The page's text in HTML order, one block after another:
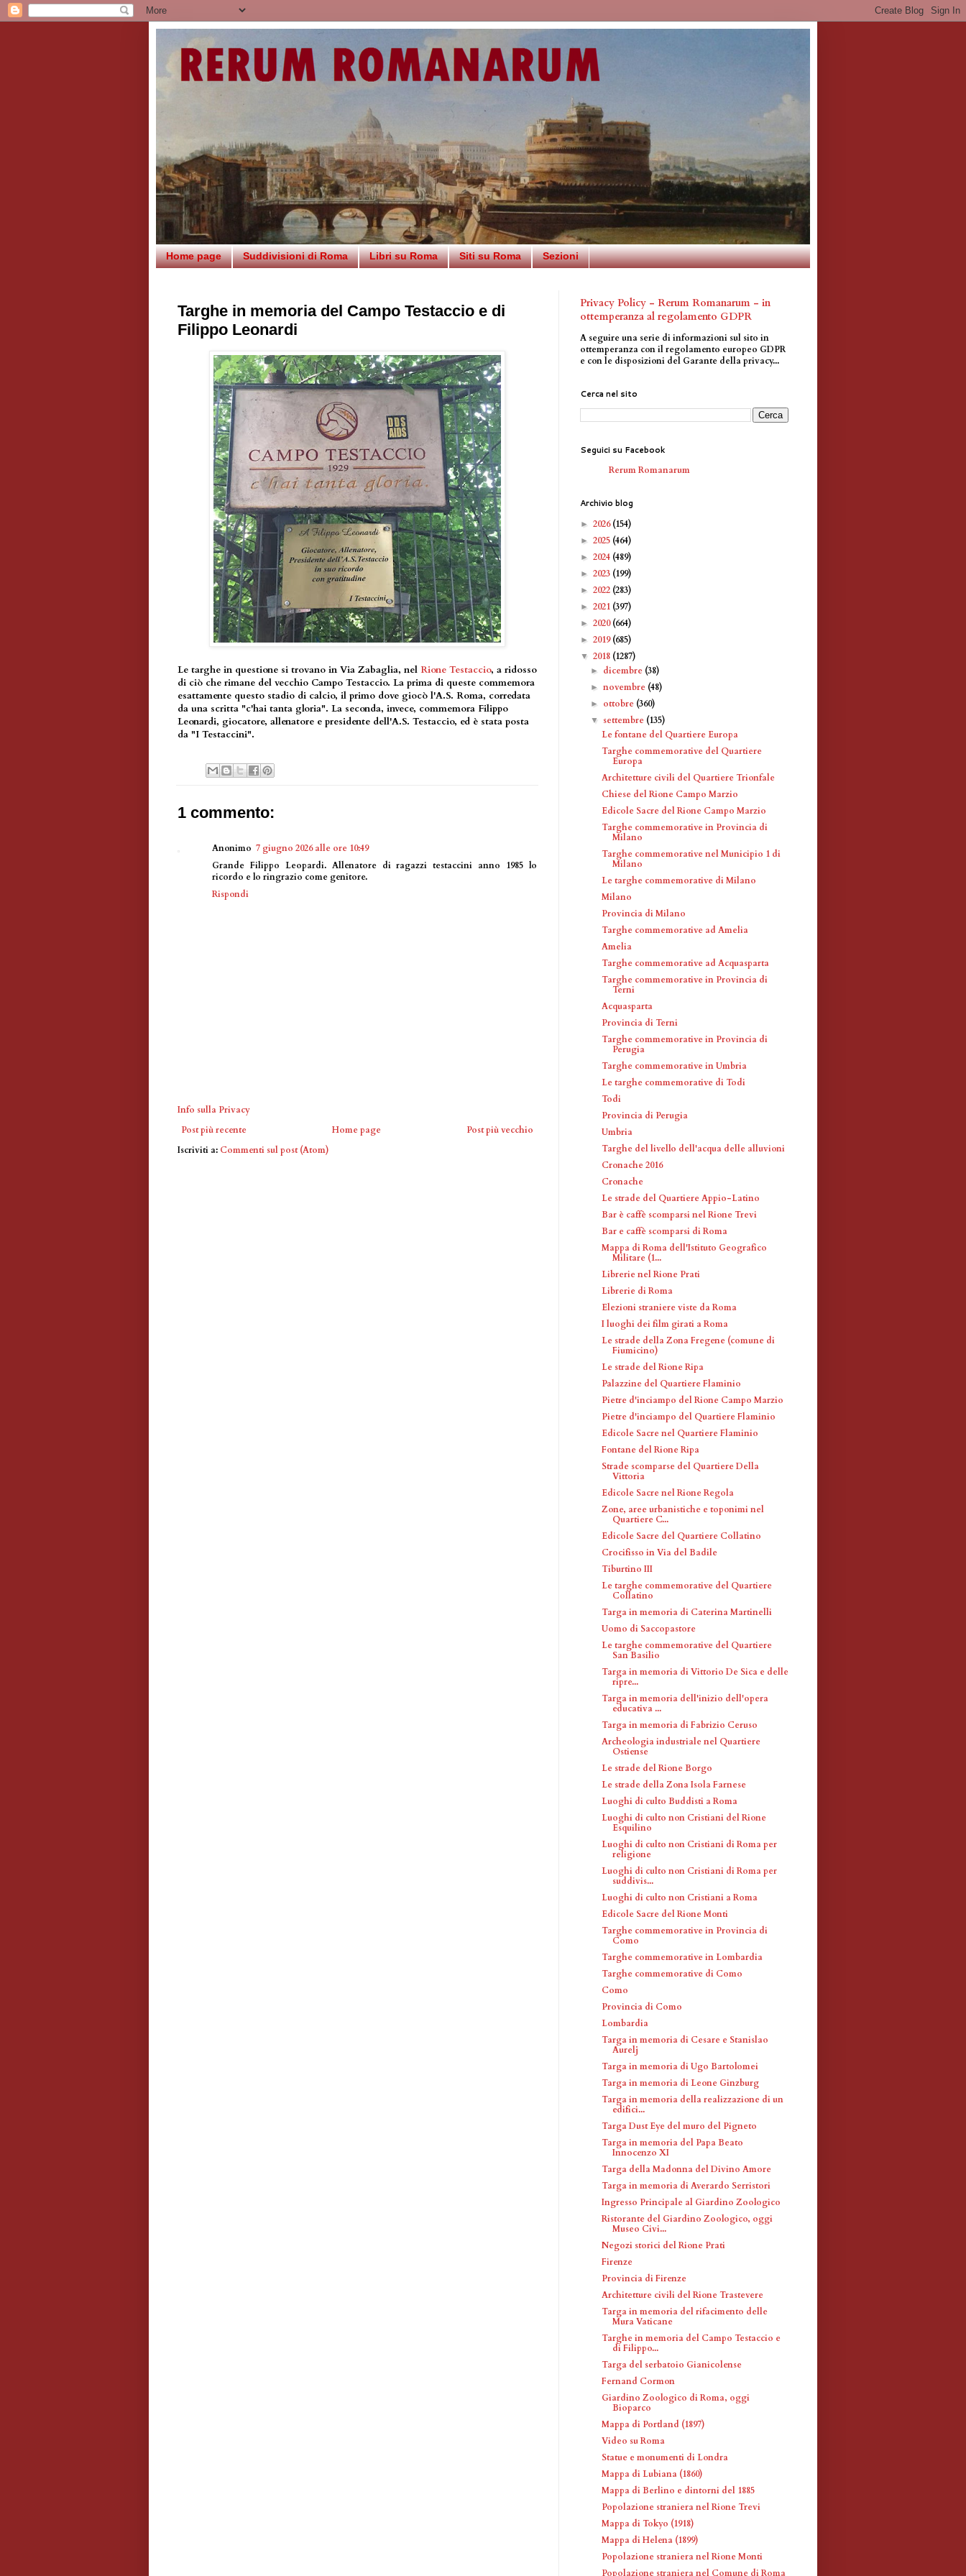
Home page Suddivisioni di Roma Libri su Roma Siti su Roma Sezioni
Targhe in memoria del Campo Testaccio e di
Filippo Leonardi
Le targhe in questione si trovano in Via Zabaglia, nel Rione Testaccio, a ridosso
di ciò che rimane del vecchio Campo Testaccio. La prima di queste commemora
esattamente questo stadio di calcio, il primo dove giocò l'A.S. Roma, corredata
da una scritta "c'hai tanta gloria". La seconda, invece, commemora Filippo
Leonardi, giocatore, allenatore e presidente dell'A.S. Testaccio, ed è stata posta
da "I Testaccini".
1 commento:
Anonimo 7 giugno 2026 alle ore 10:49
Grande Filippo Leopardi. Allenatore di ragazzi testaccini anno 1985 lo
ricordo e lo ringrazio come genitore.
Rispondi
Info sulla Privacy
Post più recente
Post più vecchio
Home page
Iscriviti a: Commenti sul post (Atom)
Privacy Policy - Rerum Romanarum - in
ottemperanza al regolamento GDPR
A seguire una serie di informazioni sul sito in
ottemperanza con il regolamento europeo GDPR
e con le disposizioni del Garante della privacy...
Cerca nel sito
Seguici su Facebook
Rerum Romanarum
Archivio blog
► 2026(154)
► 2025 (464)
► 2024 (489)
► 2023 (199)
► 2022 (283)
► 2021 (397)
► 2020(664)
► 2019(685)
▼ 2018 (1287)
► dicembre (38)
►novembre (48)
► ottobre (360)
▼ settembre (135)
Le fontane del Quartiere Europa
Targhe commemorative del Quartiere
Europa
Architetture civili del Quartiere Trionfale
Chiese del Rione Campo Marzio
Edicole Sacre del Rione Campo Marzio
Targhe commemorative in Provincia di
Milano
Targhe commemorative nel Municipio 1 di
Milano
Le targhe commemorative di Milano
Milano
Provincia di Milano
Targhe commemorative ad Amelia
Amelia
Targhe commemorative ad Acquasparta
Targhe commemorative in Provincia di
Terni
Acquasparta
Provincia di Terni
Targhe commemorative in Provincia di
Perugia
Targhe commemorative in Umbria
Le targhe commemorative di Todi
Todi
Provincia di Perugia
Umbria
Targhe del livello dell'acqua delle alluvioni
Cronache 2016
Cronache
Le strade del Quartiere Appio-Latino
Bar è caffè scomparsi nel Rione Trevi
Bar e caffè scomparsi di Roma
Mappa di Roma dell'Istituto Geografico
Militare (1...
Librerie nel Rione Prati
Librerie di Roma
Elezioni straniere viste da Roma
I luoghi dei film girati a Roma
Le strade della Zona Fregene (comune di
Fiumicino)
Le strade del Rione Ripa
Palazzine del Quartiere Flaminio
Pietre d'inciampo del Rione Campo Marzio
Pietre d'inciampo del Quartiere Flaminio
Edicole Sacre nel Quartiere Flaminio
Fontane del Rione Ripa
Strade scomparse del Quartiere Della
Vittoria
Edicole Sacre nel Rione Regola
Zone, aree urbanistiche e toponimi nel
Quartiere C...
Edicole Sacre del Quartiere Collatino
Crocifisso in Via del Badile
Tiburtino III
Le targhe commemorative del Quartiere
Collatino
Targa in memoria di Caterina Martinelli
Uomo di Saccopastore
Le targhe commemorative del Quartiere
San Basilio
Targa in memoria di Vittorio De Sica e delle
ripre...
Targa in memoria dell'inizio dell'opera
educativa ...
Targa in memoria di Fabrizio Ceruso
Archeologia industriale nel Quartiere
Ostiense
Le strade del Rione Borgo
Le strade della Zona Isola Farnese
Luoghi di culto Buddisti a Roma
Luoghi di culto non Cristiani del Rione
Esquilino
Luoghi di culto non Cristiani di Roma per
religione
Luoghi di culto non Cristiani di Roma per
suddivis...
Luoghi di culto non Cristiani a Roma
Edicole Sacre del Rione Monti
Targhe commemorative in Provincia di
Como
Targhe commemorative in Lombardia
Targhe commemorative di Como
Como
Provincia di Como
Lombardia
Targa in memoria di Cesare e Stanislao
Aurelj
Targa in memoria di Ugo Bartolomei
Targa in memoria di Leone Ginzburg
Targa in memoria della realizzazione di un
edifici...
Targa Dust Eye del muro del Pigneto
Targa in memoria del Papa Beato
Innocenzo XI
Targa della Madonna del Divino Amore
Targa in memoria di Averardo Serristori
Ingresso Principale al Giardino Zoologico
Ristorante del Giardino Zoologico, oggi
Museo Civi...
Negozi storici del Rione Prati
Firenze
Provincia di Firenze
Architetture civili del Rione Trastevere
Targa in memoria del rifacimento delle
Mura Vaticane
Targhe in memoria del Campo Testaccio e
di Filippo...
Targa del serbatoio Gianicolense
Fernand Cormon
Giardino Zoologico di Roma, oggi
Bioparco
Mappa di Portland (1897)
Video su Roma
Statue e monumenti di Londra
Mappa di Lubiana (1860)
Mappa di Berlino e dintorni del 1885
Popolazione straniera nel Rione Trevi
Mappa di Tokyo (1918)
Mappa di Helena (1899)
Popolazione straniera nel Rione Monti
Popolazione straniera nel Comune di Roma